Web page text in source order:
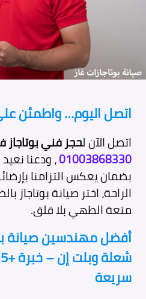
اتصل اليوم… واطمئن
اتصل الآن لحجز فني
01003868330، ودعنا
بضمان يعكس التزامنا
الراحة، اختر صيانة بوتاجاز
متعة الطهي بلا قلق.
سريعة